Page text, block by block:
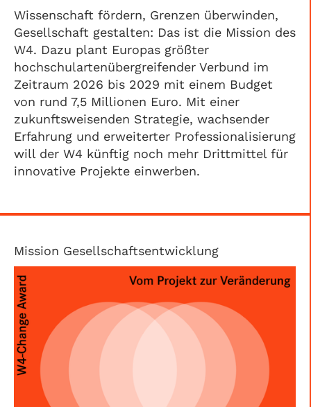
Wissenschaft fördern, Grenzen überwinden,
Gesellschaft gestalten: Das ist die Mission des
W4. Dazu plant Europas größter
hochschulartenübergreifender Verbund im
Zeitraum 2026 bis 2029 mit einem Budget
von rund 7,5 Millionen Euro. Mit einer
zukunftsweisenden Strategie, wachsender
Erfahrung und erweiterter Professionalisierung
will der W4 künftig noch mehr Drittmittel für
innovative Projekte einwerben.
Mission Gesellschaftsentwicklung